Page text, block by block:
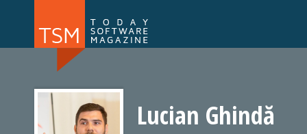
NOU
Lucian Ghindă